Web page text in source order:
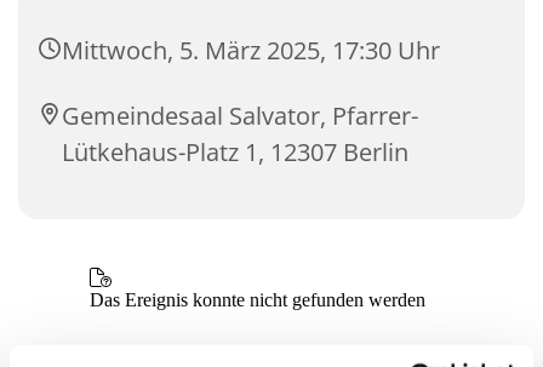
Mittwoch, 5. März 2025, 17:30 Uhr
Gemeindesaal Salvator, Pfarrer-
Lütkehaus-Platz 1, 12307 Berlin